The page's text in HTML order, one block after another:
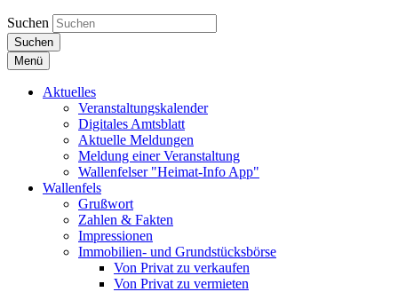
Suchen
Suchen
Menü
Aktuelles
Veranstaltungskalender
Digitales Amtsblatt
Aktuelle Meldungen
Meldung einer Veranstaltung
Wallenfelser "Heimat-Info App"
Wallenfels
Grußwort
Zahlen & Fakten
Impressionen
Immobilien- und Grundstücksbörse
Von Privat zu verkaufen
Von Privat zu vermieten